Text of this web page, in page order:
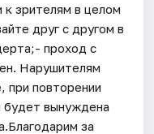
к зрителям в целом
друг с другом в
проход с
Нарушителям
при повторении
будет вынуждена
за